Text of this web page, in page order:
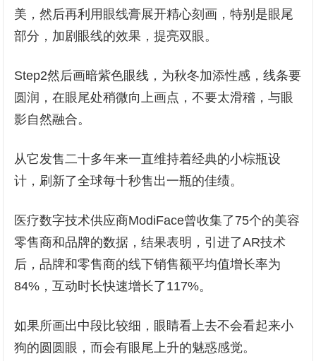
美，然后再利用眼线膏展开精心刻画，特别是眼尾
部分，加剧眼线的效果，提亮双眼。
Step2然后画暗紫色眼线，为秋冬加添性感，线条要
圆润，在眼尾处稍微向上画点，不要太滑稽，与眼
影自然融合。
从它发售二十多年来一直维持着经典的小棕瓶设
计，刷新了全球每十秒售出一瓶的佳绩。
医疗数字技术供应商ModiFace曾收集了75个的美容
零售商和品牌的数据，结果表明，引进了AR技术
后，品牌和零售商的线下销售额平均值增长率为
84%，互动时长快速增长了117%。
如果所画出中段比较细，眼睛看上去不会看起来小
狗的圆圆眼，而会有眼尾上升的魅惑感觉。